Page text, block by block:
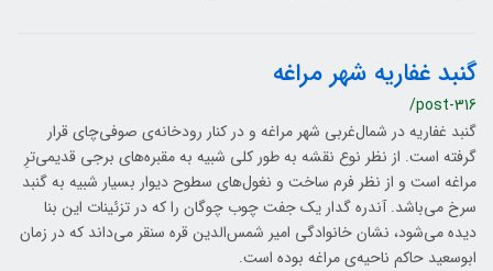
گنبد غفاریه شهر مراغه
/post-316
گنبد غفاریه در شمال‌غربی شهر مراغه و در کنار رودخانه‌ی صوفی‌چای قرار
گرفته ‌است. از نظر نوع نقشه به طور کلی شبیه به مقبره‌های برجی قدیمی‌ترِ
مراغه است و از نظر فرم ساخت و نغول‌های سطوح دیوار بسیار شبیه به گنبد
سرخ می‌باشد. آندره گدار یک جفت چوب چوگان را که در تزئینات این بنا
دیده می‌شود، نشان خانوادگی امیر شمس‌الدین قره سنقر می‌داند که در زمان
ابوسعید حاکم ناحیه‌ی مراغه بوده است.